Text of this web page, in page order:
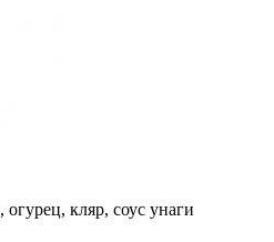
кляр, соус унаги